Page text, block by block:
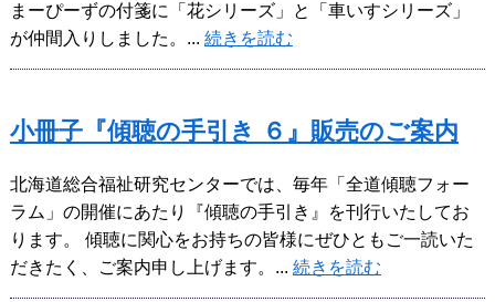
まーぴーずの付箋に「花シリーズ」と「車いすシリーズ」
が仲間入りしました。... 続きを読む
小冊子『傾聴の手引き ６』販売のご案内
北海道総合福祉研究センターでは、毎年「全道傾聴フォー
ラム」の開催にあたり『傾聴の手引き』を刊行いたしてお
ります。 傾聴に関心をお持ちの皆様にぜひともご一読いた
だきたく、ご案内申し上げます。... 続きを読む